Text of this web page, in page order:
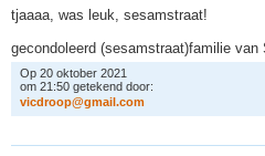
tjaaaa, was leuk, sesamstraat!
gecondoleerd (sesamstraat)familie van
Op 20 oktober 2021
om 21:50 getekend door:
vicdroop@gmail.com